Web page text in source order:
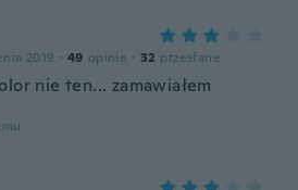
2019 · 49 opinie · 32 przesłane
nie ten... zamawiałem